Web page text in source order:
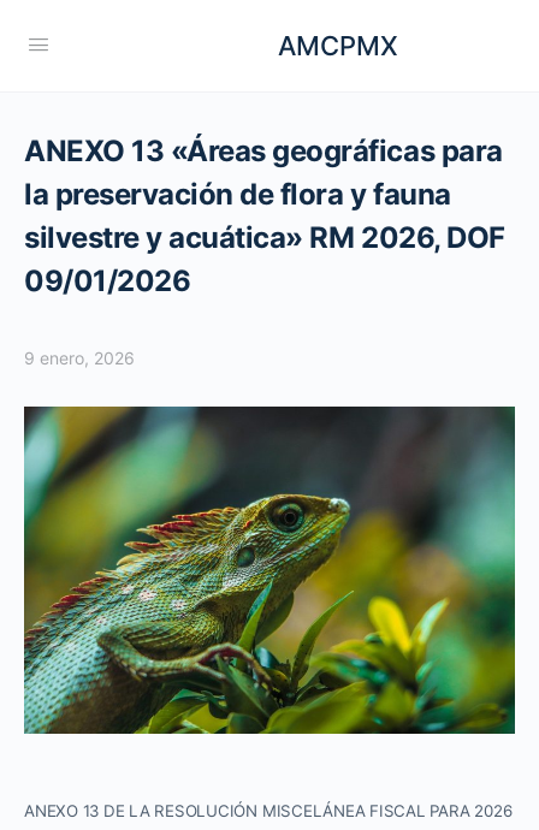
AMCPMX
ANEXO 13 «Áreas geográficas para
la preservación de flora y fauna
silvestre y acuática» RM 2026, DOF
09/01/2026
9 enero, 2026
ANEXO 13 DE LA RESOLUCIÓN MISCELÁNEA FISCAL PARA 2026